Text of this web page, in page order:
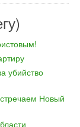
убийство
Новый